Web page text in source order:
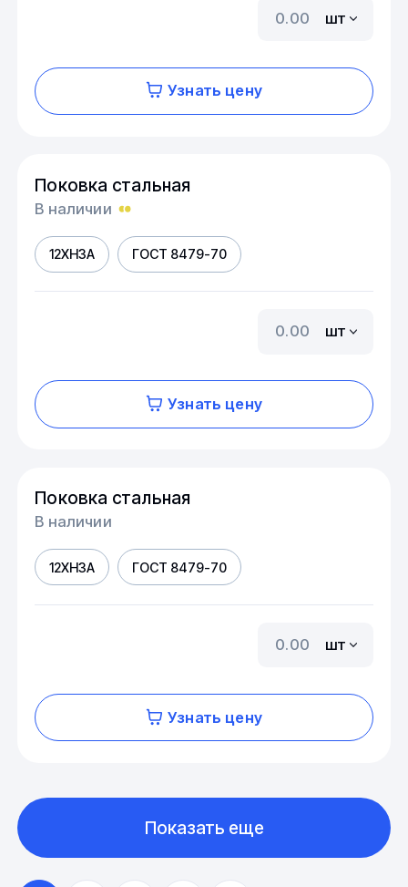
шт
Узнать цену
Поковка стальная
В наличии
12ХН3А ГОСТ 8479-70
шт
Узнать цену
Поковка стальная
В наличии
12ХН3А ГОСТ 8479-70
шт
Узнать цену
Показать еще